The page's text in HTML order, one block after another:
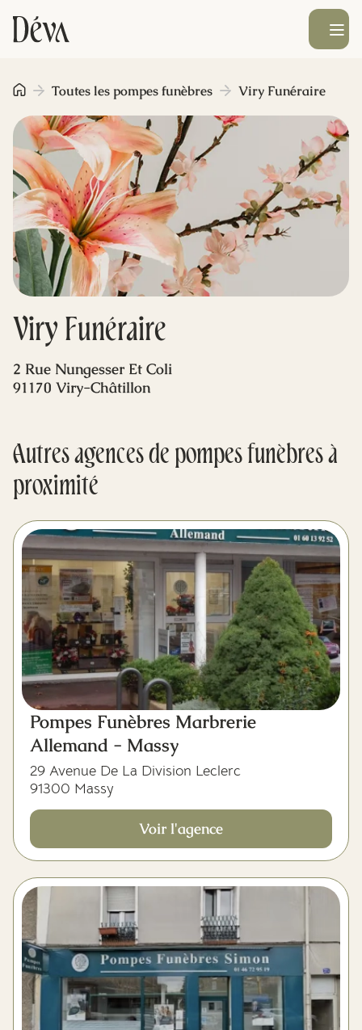
Obsèques
Prévoyance
Monument funéraire
Livraison de fleurs
Blog
Mes dernières volontés
Ouvrir le
Viry Funéraire
Toutes les pompes funèbres Viry Funéraire
2 Rue Nungesser Et Coli
91170 Viry-Châtillon
Autres agences de pompes funèbres à
proximité
Pompes Funèbres Marbrerie
Allemand - Massy
29 Avenue De La Division Leclerc
91300 Massy
Voir l'agence